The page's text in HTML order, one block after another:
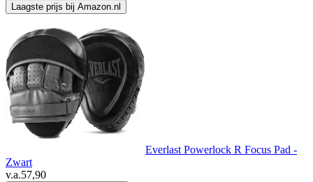
Laagste prijs bij Amazon.nl
Everlast Powerlock R Focus Pad -
Zwart
v.a.57,90